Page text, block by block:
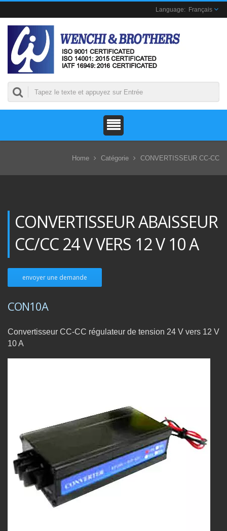
Français
Home Catégorie CONVERTISSEUR CC-CC
CONVERTISSEUR ABAISSEUR
CC/CC 24 V VERS 12 V 10 A
envoyer une demande
CON10A
Convertisseur CC-CC régulateur de tension 24 V vers 12 V
10 A